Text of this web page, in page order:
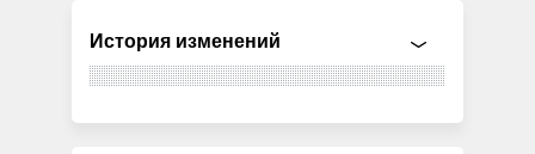
История изменений